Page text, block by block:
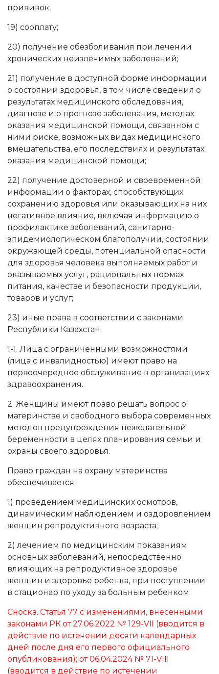
прививок;
19) сооплату;
20) получение обезболивания при лечении
хронических неизлечимых заболеваний;
21) получение в доступной форме информации
о состоянии здоровья, в том числе сведения о
результатах медицинского обследования,
диагнозе и о прогнозе заболевания, методах
оказания медицинской помощи, связанном с
ними риске, возможных видах медицинского
вмешательства, его последствиях и результатах
оказания медицинской помощи;
22) получение достоверной и своевременной
информации о факторах, способствующих
сохранению здоровья или оказывающих на них
негативное влияние, включая информацию о
профилактике заболеваний, санитарно-
эпидемиологическом благополучии, состоянии
окружающей среды, потенциальной опасности
для здоровья человека выполняемых работ и
оказываемых услуг, рациональных нормах
питания, качестве и безопасности продукции,
товаров и услуг;
23) иные права в соответствии с законами
Республики Казахстан.
1-1. Лица с ограниченными возможностями
(лица с инвалидностью) имеют право на
первоочередное обслуживание в организациях
здравоохранения.
2. Женщины имеют право решать вопрос о
материнстве и свободного выбора современных
методов предупреждения нежелательной
беременности в целях планирования семьи и
охраны своего здоровья.
Право граждан на охрану материнства
обеспечивается:
1) проведением медицинских осмотров,
динамическим наблюдением и оздоровлением
женщин репродуктивного возраста;
2) лечением по медицинским показаниям
основных заболеваний, непосредственно
влияющих на репродуктивное здоровье
женщин и здоровье ребенка, при поступлении
в стационар по уходу за больным ребенком.
Сноска. Статья 77 с изменениями, внесенными
законами РК от 27.06.2022 № 129-VII (вводится в
действие по истечении десяти календарных
дней после дня его первого официального
опубликования); от 06.04.2024 № 71-VIII
(вводится в действие по истечении